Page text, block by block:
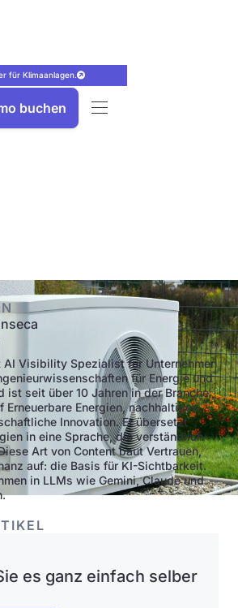
für Klimaanlagen.
buchen
AI Visibility Spezialist für Unternehmen
für Energie und
ist seit über 10 Jahren in der Branche
Erneuerbare Energien, nachhaltiges
Innovation. Er übersetzt
in eine Sprache, die verständlich
Art von Content baut Vertrauen,
auf: die Basis für KI-Sichtbarkeit.
in LLMs wie Gemini, Claude und
es ganz einfach selber